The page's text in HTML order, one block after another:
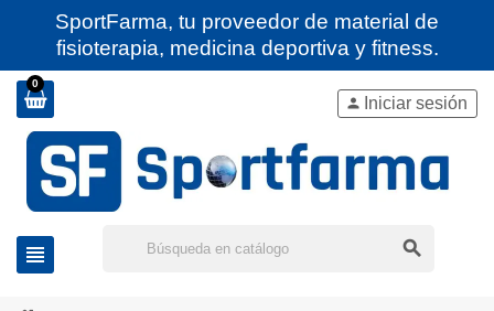
SportFarma, tu proveedor de material de
fisioterapia, medicina deportiva y fitness.
0
view_headline search
person Iniciar sesión